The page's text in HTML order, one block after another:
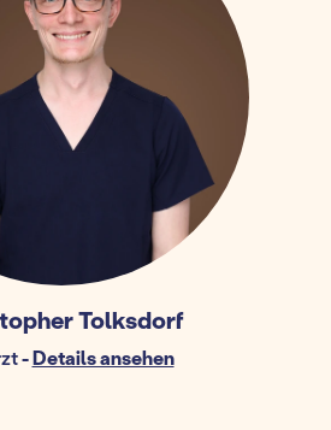
Tolksdorf
-Details ansehen